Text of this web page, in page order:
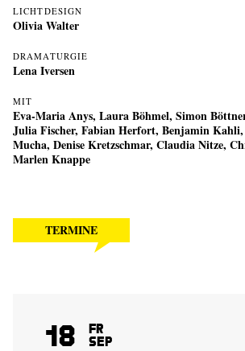
LICHTDESIGN
Olivia Walter
DRAMATURGIE
Lena Iversen
MIT
Eva-Maria Anys, Laura Böhmel, Simon
Julia Fischer, Fabian Herfort, Benjamin
Mucha, Denise Kretzschmar, Claudia Nitze,
Marlen Knappe
TERMINE
18 Fr
Sep